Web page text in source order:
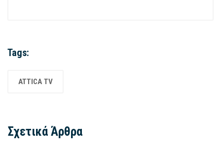
Tags:
ATTICA TV
Σχετικά Άρθρα